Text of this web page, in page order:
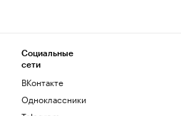
Социальные
сети
ВКонтакте
Одноклассники